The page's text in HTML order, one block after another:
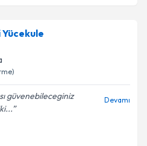
için randevu takvimi talebi
randevu almanız için bir
e-posta ile bilgilendireceğiz.
ilişkin
güvenebileceginiz
Devamı